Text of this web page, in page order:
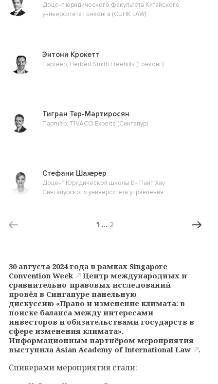
Доцент юридического факультета Китайского
университета Гонконга (CUHK LAW)
Энтони Крокетт
Партнёр, Herbert Smith Freehills (Гонконг)
Тигран Тер-Мартиросян
Партнёр, TIVACO Experts (Сингапур)
Стефани Шахерер
Доцент Юридической школы Ен Панг Хау
Сингапурского университета управления
1 … 2
30 августа 2024 года в рамках Singapore
Convention Week
Центр международных и
сравнительно-правовых исследований
провёл в Сингапуре панельную
дискуссию «Право и изменение климата: в
поиске баланса между интересами
инвесторов и обязательствами государств в
сфере изменения климата».
Информационным партнёром мероприятия
выступила Asian Academy of International Law .
Спикерами мероприятия стали: